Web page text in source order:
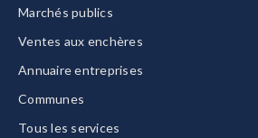
Marchés publics
Ventes aux enchères
Annuaire entreprises
Communes
Tous les services